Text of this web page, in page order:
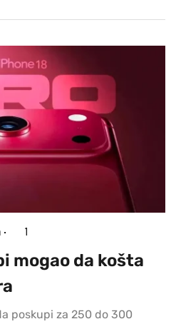
1
mogao da košta
poskupi za 250 do 300